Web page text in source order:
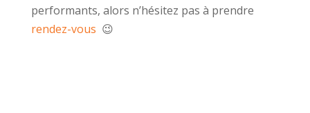
performants, alors n’hésitez pas à prendre
rendez-vous 😉